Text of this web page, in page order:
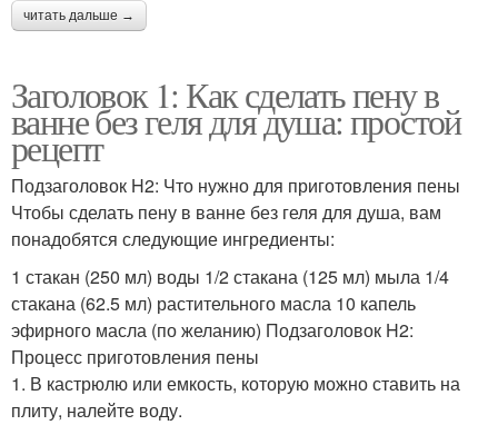
читать дальше →
Заголовок 1: Как сделать пену в
ванне без геля для душа: простой
рецепт
Подзаголовок H2: Что нужно для приготовления пены
Чтобы сделать пену в ванне без геля для душа, вам
понадобятся следующие ингредиенты:
1 стакан (250 мл) воды 1/2 стакана (125 мл) мыла 1/4
стакана (62.5 мл) растительного масла 10 капель
эфирного масла (по желанию) Подзаголовок H2:
Процесс приготовления пены
1. В кастрюлю или емкость, которую можно ставить на
плиту, налейте воду.